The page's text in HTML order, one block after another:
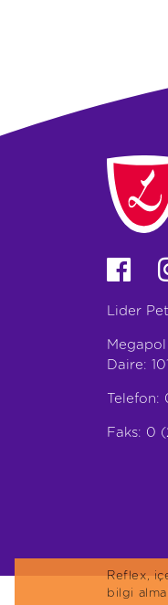
Lider
Daire:
Faks: 0
Reflex,
bilgi